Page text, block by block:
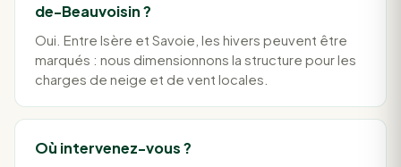
de-Beauvoisin ?
Oui. Entre Isère et Savoie, les hivers peuvent être
marqués : nous dimensionnons la structure pour les
charges de neige et de vent locales.
Où intervenez-vous ?